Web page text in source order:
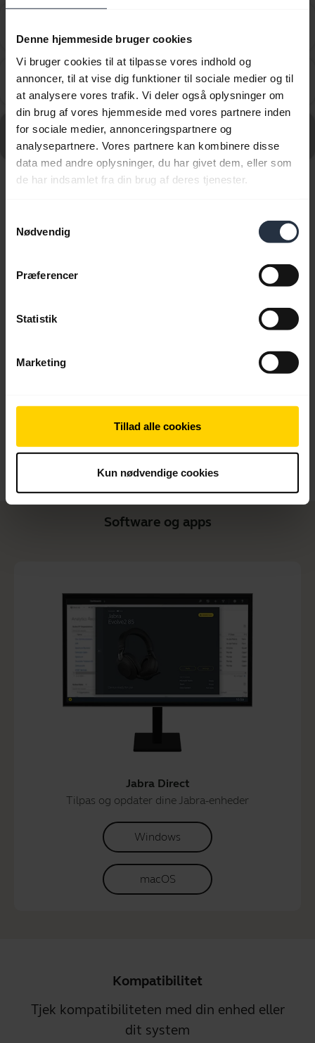
Denne hjemmeside bruger cookies
Vi bruger cookies til at tilpasse vores indhold og
annoncer, til at vise dig funktioner til sociale medier og til
at analysere vores trafik. Vi deler også oplysninger om
din brug af vores hjemmeside med vores partnere inden
for sociale medier, annonceringspartnere og
analysepartnere. Vores partnere kan kombinere disse
data med andre oplysninger, du har givet dem, eller som
de har indsamlet fra din brug af deres tjenester.
Nødvendig
Præferencer
Statistik
Marketing
Tillad alle cookies
Kun nødvendige cookies
fungere med Cisco IP Communicator til Windows?
Hvordan konfigurerer jeg min Jabra-enhed til at
fungere med Cisco Jabber?
chevron_right
Gå til alle ofte stillede spørgsmål for Jabra Evolve 30 II -
MS Mono
2.91 MB - pdf
Software og apps
Jabra Direct
Tilpas og opdater dine Jabra-enheder
Windows
macOS
Kompatibilitet
Tjek kompatibiliteten med din enhed eller
dit system